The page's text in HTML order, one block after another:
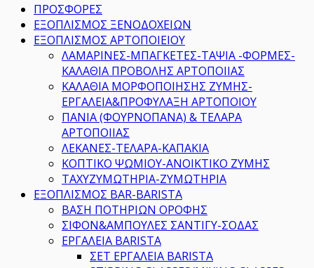
ΠΡΟΣΦΟΡΕΣ
ΕΞΟΠΛΙΣΜΟΣ ΞΕΝΟΔΟΧΕΙΩΝ
ΕΞΟΠΛΙΣΜΟΣ ΑΡΤΟΠΟΙΕΙΟΥ
ΛΑΜΑΡΙΝΕΣ-ΜΠΑΓΚΕΤΕΣ-ΤΑΨΙΑ -ΦΟΡΜΕΣ-
ΚΑΛΑΘΙΑ ΠΡΟΒΟΛΗΣ ΑΡΤΟΠΟΙΙΑΣ
ΚΑΛΑΘΙΑ ΜΟΡΦΟΠΟΙΗΣΗΣ ΖΥΜΗΣ-
ΕΡΓΑΛΕΙΑ&ΠΡΟΦΥΛΑΞΗ ΑΡΤΟΠΟΙΟΥ
ΠΑΝΙΑ (ΦΟΥΡΝΟΠΑΝΑ) & ΤΕΛΑΡΑ
ΑΡΤΟΠΟΙΙΑΣ
ΛΕΚΑΝΕΣ-ΤΕΛΑΡΑ-ΚΑΠΑΚΙΑ
ΚΟΠΤΙΚΟ ΨΩΜΙΟΥ-ΑΝΟΙΚΤΙΚΟ ΖΥΜΗΣ
ΤΑΧΥΖΥΜΩΤΗΡΙΑ-ΖΥΜΩΤΗΡΙΑ
ΕΞΟΠΛΙΣΜΟΣ BAR-BARISTA
ΒΑΣΗ ΠΟΤΗΡΙΩΝ ΟΡΟΦΗΣ
ΣΙΦΟΝ&ΑΜΠΟΥΛΕΣ ΣΑΝΤΙΓΥ-ΣΟΔΑΣ
ΕΡΓΑΛΕΙΑ BARISTA
ΣΕΤ ΕΡΓΑΛΕΙΑ BARISTA